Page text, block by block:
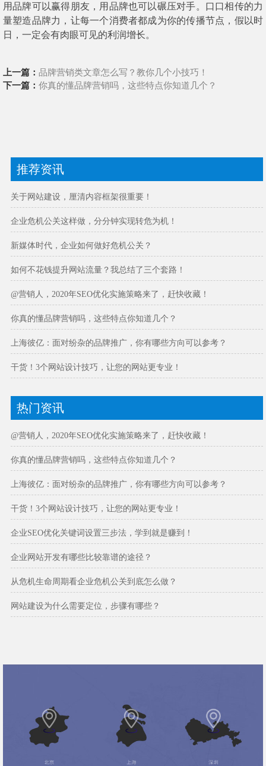
用品牌可以赢得朋友，用品牌也可以碾压对手。口口相传的力
量塑造品牌力，让每一个消费者都成为你的传播节点，假以时
日，一定会有肉眼可见的利润增长。
上一篇： 品牌营销类文章怎么写？教你几个小技巧！
下一篇： 你真的懂品牌营销吗，这些特点你知道几个？
推荐资讯
关于网站建设，厘清内容框架很重要！
企业危机公关这样做，分分钟实现转危为机！
新媒体时代，企业如何做好危机公关？
如何不花钱提升网站流量？我总结了三个套路！
@营销人，2020年SEO优化实施策略来了，赶快收藏！
你真的懂品牌营销吗，这些特点你知道几个？
上海彼亿：面对纷杂的品牌推广，你有哪些方向可以参考？
干货！3个网站设计技巧，让您的网站更专业！
热门资讯
@营销人，2020年SEO优化实施策略来了，赶快收藏！
你真的懂品牌营销吗，这些特点你知道几个？
上海彼亿：面对纷杂的品牌推广，你有哪些方向可以参考？
干货！3个网站设计技巧，让您的网站更专业！
企业SEO优化关键词设置三步法，学到就是赚到！
企业网站开发有哪些比较靠谱的途径？
从危机生命周期看企业危机公关到底怎么做？
网站建设为什么需要定位，步骤有哪些？